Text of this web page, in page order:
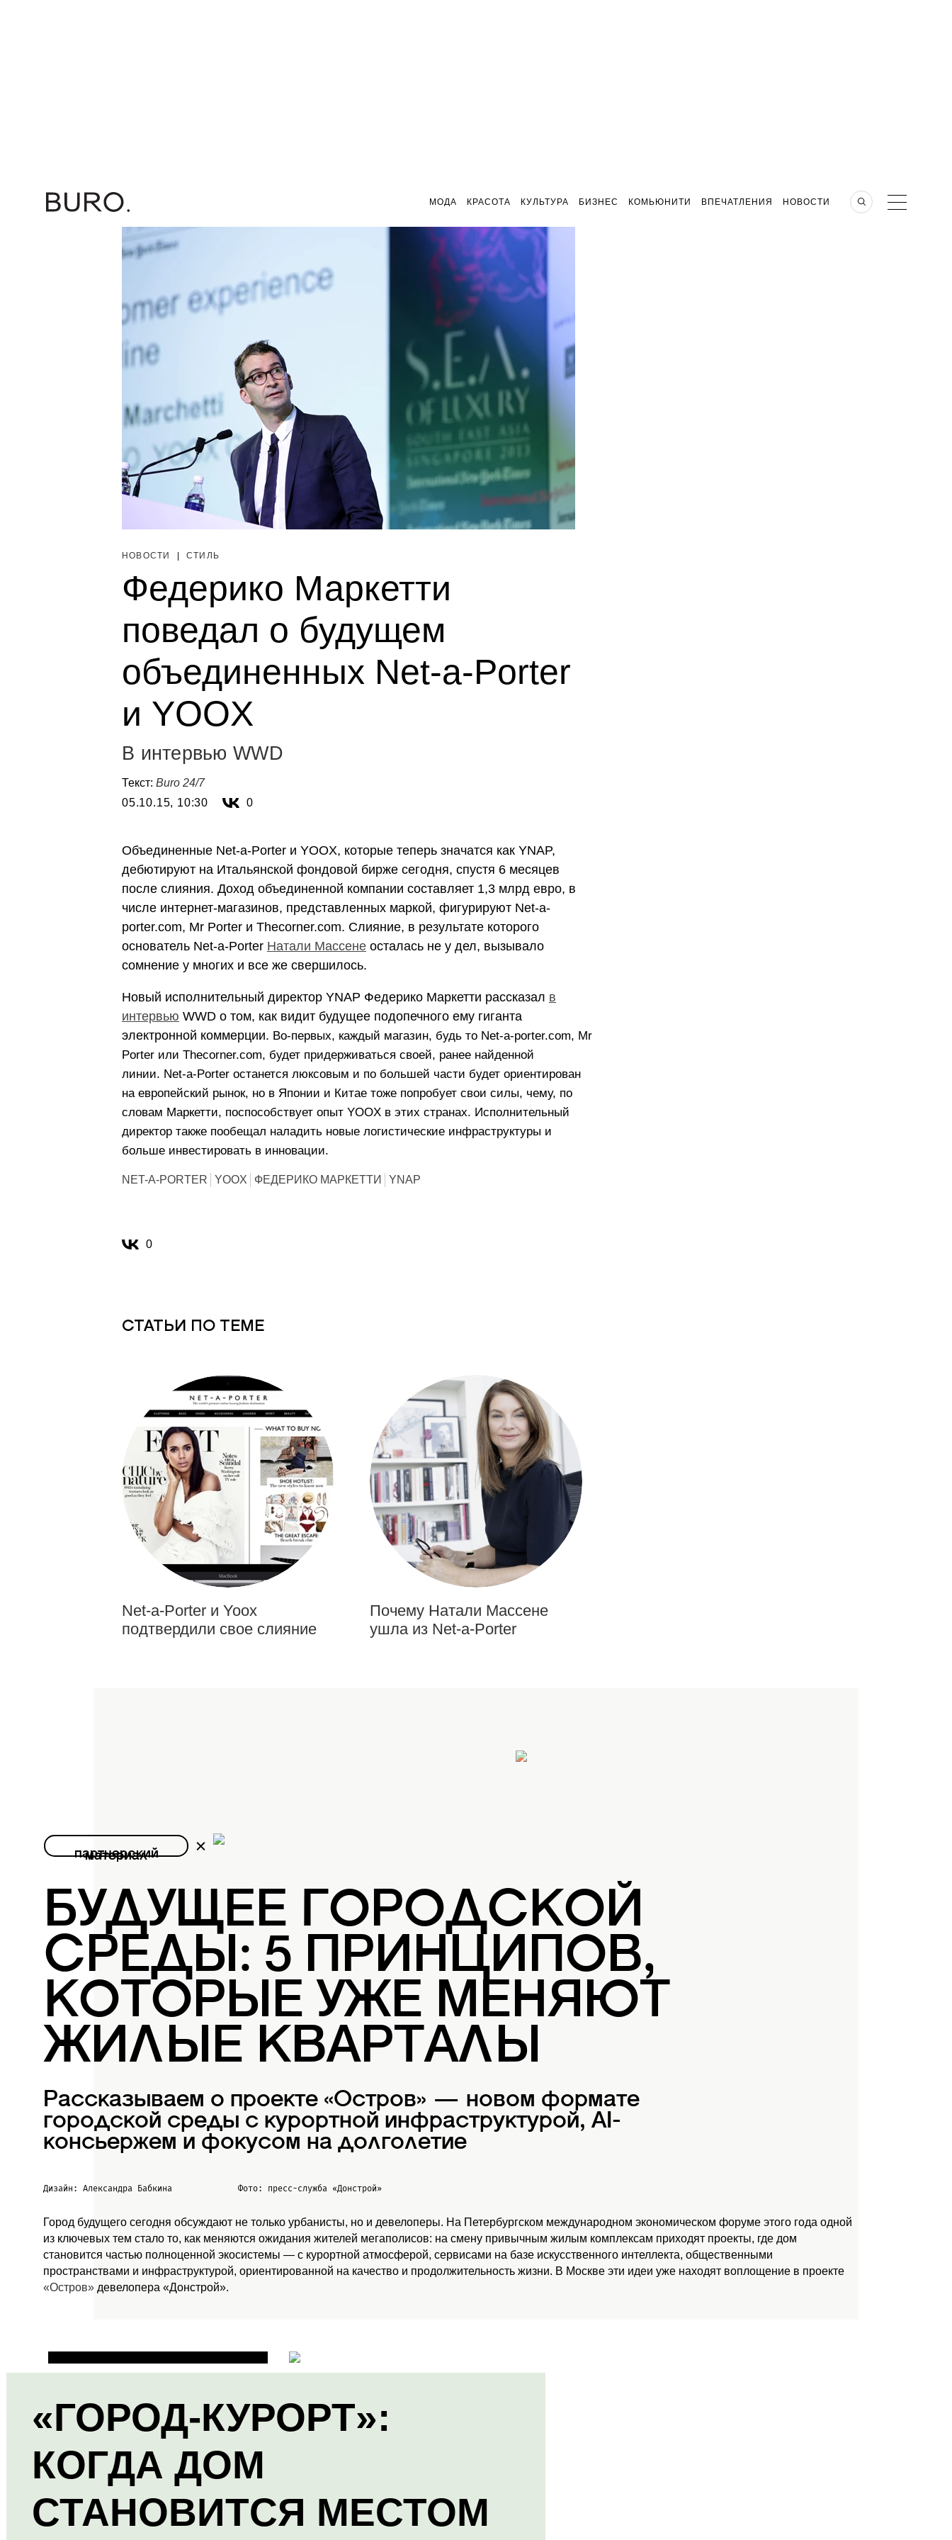
МОДА КРАСОТА КУЛЬТУРА БИЗНЕС КОМЬЮНИТИ ВПЕЧАТЛЕНИЯ НОВОСТИ
НОВОСТИ СТИЛЬ
Федерико Маркетти
поведал о будущем
объединенных Net-a-Porter
и YOOX
В интервью WWD
Текст: Buro 24/7
05.10.15, 10:30
0
Объединенные Net-a-Porter и YOOX, которые теперь значатся как YNAP,
дебютируют на Итальянской фондовой бирже сегодня, спустя 6 месяцев
после слияния. Доход объединенной компании составляет 1,3 млрд евро, в
числе интернет-магазинов, представленных маркой, фигурируют Net-a-
porter.com, Mr Porter и Thecorner.com. Слияние, в результате которого
основатель Net-a-Porter Натали Массене осталась не у дел, вызывало
сомнение у многих и все же свершилось.
Новый исполнительный директор YNAP Федерико Маркетти рассказал в
интервью WWD о том, как видит будущее подопечного ему гиганта
электронной коммерции. Во-первых, каждый магазин, будь то Net-a-porter.com, Mr
Porter или Thecorner.com, будет придерживаться своей, ранее найденной
линии. Net-a-Porter останется люксовым и по большей части будет ориентирован
на европейский рынок, но в Японии и Китае тоже попробует свои силы, чему, по
словам Маркетти, поспособствует опыт YOOX в этих странах. Исполнительный
директор также пообещал наладить новые логистические инфраструктуры и
больше инвестировать в инновации.
NET-A-PORTER YOOX ФЕДЕРИКО МАРКЕТТИ YNAP
0
СТАТЬИ ПО ТЕМЕ
Net-a-Porter и Yoox
подтвердили свое слияние
Почему Натали Массене
ушла из Net-a-Porter
партнерский
материал
БУДУЩЕЕ ГОРОДСКОЙ
СРЕДЫ: 5 ПРИНЦИПОВ,
КОТОРЫЕ УЖЕ МЕНЯЮТ
ЖИЛЫЕ КВАРТАЛЫ
Рассказываем о проекте «Остров» — новом формате
городской среды с курортной инфраструктурой, AI-
консьержем и фокусом на долголетие
Дизайн: Александра Бабкина Фото: пресс-служба «Донстрой»
Город будущего сегодня обсуждают не только урбанисты, но и девелоперы. На Петербургском международном экономическом форуме этого года одной
из ключевых тем стало то, как меняются ожидания жителей мегаполисов: на смену привычным жилым комплексам приходят проекты, где дом
становится частью полноценной экосистемы — с курортной атмосферой, сервисами на базе искусственного интеллекта, общественными
пространствами и инфраструктурой, ориентированной на качество и продолжительность жизни. В Москве эти идеи уже находят воплощение в проекте
«Остров» девелопера «Донстрой».
«ГОРОД-КУРОРТ»:
КОГДА ДОМ
СТАНОВИТСЯ МЕСТОМ